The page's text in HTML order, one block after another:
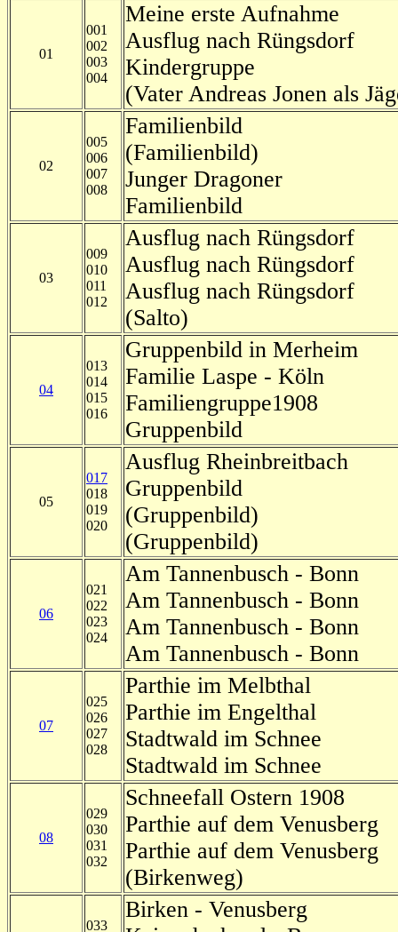
01
001
002
003
004
Meine erste Aufnahme
Ausflug nach Rüngsdorf
Kindergruppe
(Vater Andreas Jonen als
02
005
006
007
008
Familienbild
(Familienbild)
Junger Dragoner
Familienbild
03
009
010
011
012
Ausflug nach Rüngsdorf
Ausflug nach Rüngsdorf
Ausflug nach Rüngsdorf
(Salto)
04
013
014
015
016
Gruppenbild in Merheim
Familie Laspe - Köln
Familiengruppe1908
Gruppenbild
05
017
018
019
020
Ausflug Rheinbreitbach
Gruppenbild
(Gruppenbild)
(Gruppenbild)
06
021
022
023
024
Am Tannenbusch - Bonn
Am Tannenbusch - Bonn
Am Tannenbusch - Bonn
Am Tannenbusch - Bonn
07
025
026
027
028
Parthie im Melbthal
Parthie im Engelthal
Stadtwald im Schnee
Stadtwald im Schnee
08
029
030
031
032
Schneefall Ostern 1908
Parthie auf dem Venusberg
Parthie auf dem Venusberg
(Birkenweg)
033
Birken - Venusberg